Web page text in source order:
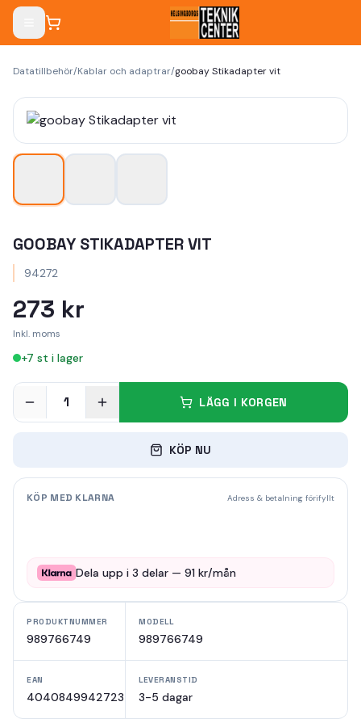
Datatillbehör/Kablar och adaptrar/goobay Stikadapter vit
GOOBAY STIKADAPTER VIT
94272
273 kr
Inkl. moms
+7 st i lager
1 LÄGG I KORGEN
KÖP NU
KÖP MED KLARNA Adress & betalning förifyllt
Dela upp i 3 delar — 91kr/mån
PRODUKTNUMMER
989766749
MODELL
989766749
EAN
4040849942723
LEVERANSTID
3-5 dagar